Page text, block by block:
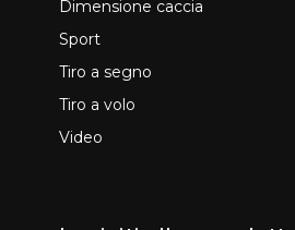
Dimensione caccia
Sport
Tiro a segno
Tiro a volo
Video